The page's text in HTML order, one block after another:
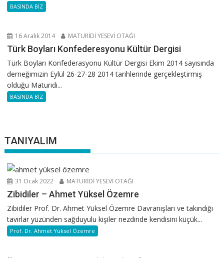
BASINDA BİZ
16 Aralık 2014 MATURİDİ YESEVİ OTAĞI
Türk Boyları Konfederesyonu Kültür Dergisi
Türk Boyları Konfederasyonu Kültür Dergisi Ekim 2014 sayısında
derneğimizin Eylül 26-27-28 2014 tarihlerinde gerçekleştirmiş
olduğu Maturidi...
BASINDA BİZ
TANIYALIM
31 Ocak 2022 MATURİDİ YESEVİ OTAĞI
Zibidiler – Ahmet Yüksel Özemre
Zibidiler Prof. Dr. Ahmet Yüksel Özemre Davranışları ve takındığı
tavırlar yüzünden sağduyulu kişiler nezdinde kendisini küçük...
Prof. Dr. Ahmet Yüksel Özemre